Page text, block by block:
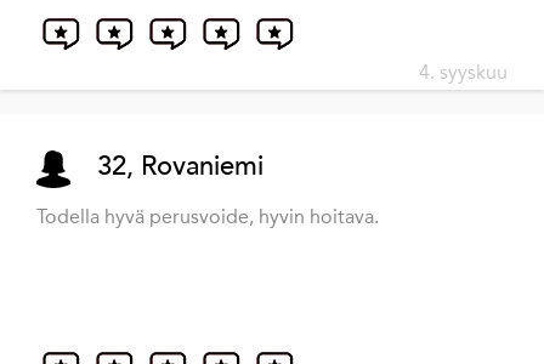
4. syyskuu
32, Rovaniemi
Todella hyvä perusvoide, hyvin hoitava.